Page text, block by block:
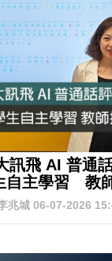
訊飛 AI 普通
自主學習 教
兆城 06-07-2026